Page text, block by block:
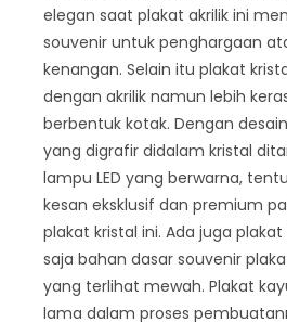
elegan saat plakat akrilik ini
souvenir untuk penghargaan
kenangan. Selain itu plakat
dengan akrilik namun lebih
berbentuk kotak. Dengan
yang digrafir didalam kristal
lampu LED yang berwarna,
kesan eksklusif dan premium
plakat kristal ini. Ada juga
saja bahan dasar souvenir
yang terlihat mewah. Plakat
lama dalam proses